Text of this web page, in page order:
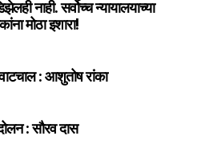
नाही. सर्वोच्च न्यायालयाच्या
मोठा इशारा!
: आशुतोष रांका
: सौरव दास